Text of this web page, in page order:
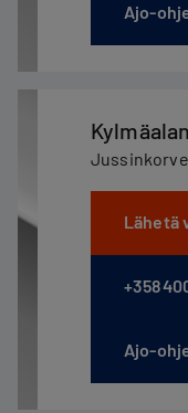
Ajo-
Lähetä
Ajo-